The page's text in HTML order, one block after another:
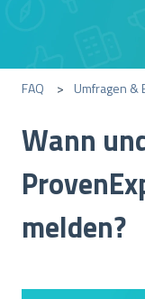
FAQ Umfragen &
Wann
melden?